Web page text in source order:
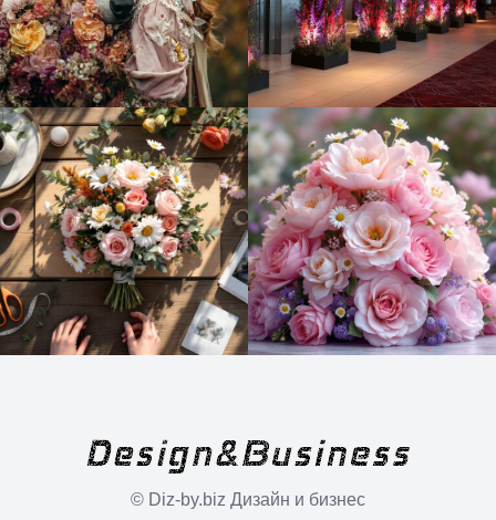
© Diz-by.biz Дизайн и бизнес